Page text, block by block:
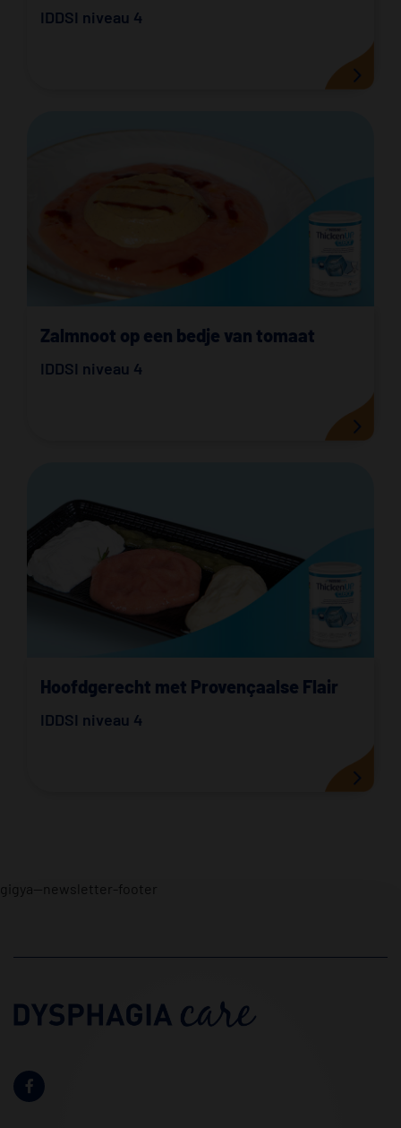
IDDSI niveau 4
Zalmnoot op een bedje van tomaat
IDDSI niveau 4
Hoofdgerecht met Provençaalse Flair
IDDSI niveau 4
gigya--newsletter-footer